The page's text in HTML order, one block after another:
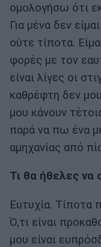
ομολογήσω ότι
Για μένα δεν
ούτε τίποτα.
φορές με τον
είναι λίγες οι
καθρέφτη δεν
μου κάνουν
παρά να πω ένα
αμηχανίας από
Τι θα ήθελες να
Ευτυχία. Τίποτα
Ό,τι είναι
μου είναι